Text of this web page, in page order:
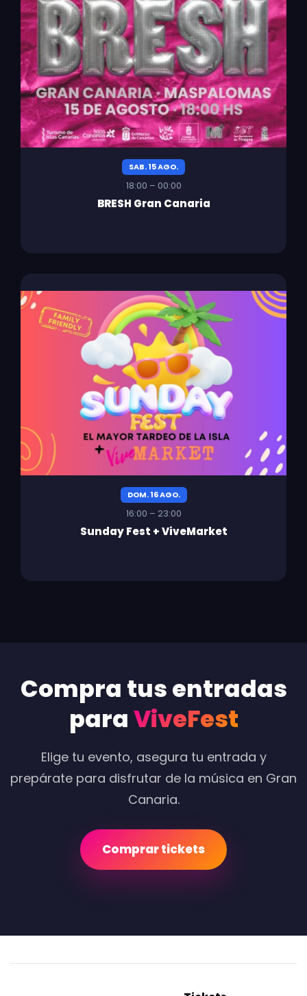
SAB. 15 AGO.
18:00 – 00:00
BRESH Gran Canaria
DOM. 16 AGO.
16:00 – 23:00
Sunday Fest + ViveMarket
Compra tus entradas
paraViveFest
Elige tu evento, asegura tu entrada y
prepárate para disfrutar de la música en Gran
Canaria.
Comprar tickets